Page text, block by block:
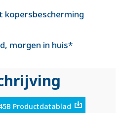
kopersbescherming
morgen in huis*
Productdatablad